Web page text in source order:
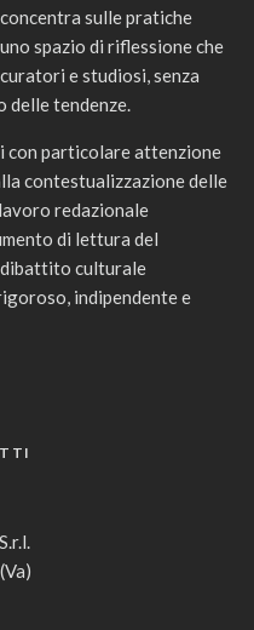
sulle pratiche
spazio di riflessione che
e studiosi, senza
delle tendenze.
con particolare attenzione
contestualizzazione delle
redazionale
di lettura del
culturale
indipendente e